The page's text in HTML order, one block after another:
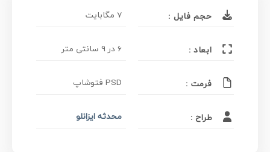
حجم فایل : 7 مگابایت
ابعاد : 6 در 9 سانتی متر
فرمت : PSD فتوشاپ
طراح : محدثه ایزانلو